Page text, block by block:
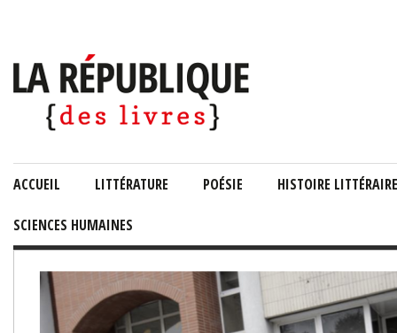
ACCUEIL LITTÉRATURE POÉSIE HISTOIRE LITTÉRAIRE
SCIENCES HUMAINES